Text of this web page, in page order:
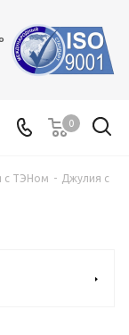
0
с ТЭНом - Джулия с